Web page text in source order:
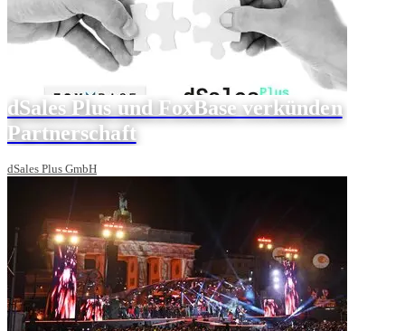
dSales Plus und FoxBase verkünden
Partnerschaft
dSales Plus GmbH